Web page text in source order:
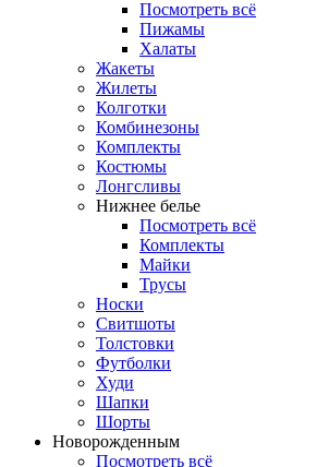
Посмотреть всё
Пижамы
Халаты
Жакеты
Жилеты
Колготки
Комбинезоны
Комплекты
Костюмы
Лонгсливы
Нижнее белье
Посмотреть всё
Комплекты
Майки
Трусы
Носки
Свитшоты
Толстовки
Футболки
Худи
Шапки
Шорты
Новорожденным
Посмотреть всё